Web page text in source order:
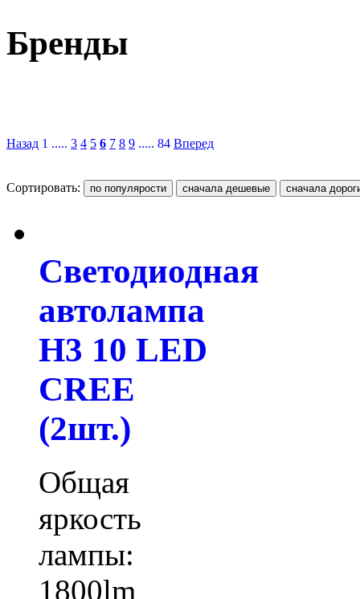
Бренды
Назад 1 ..... 3 4 5 6 7 8 9 ..... 84 Вперед
Сортировать:
Светодиодная
автолампа
H3 10 LED
CREE
(2шт.)
Общая
яркость
лампы:
1800lm